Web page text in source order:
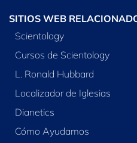
SITIOS WEB
Scientology
Cursos de Scientology
L. Ronald Hubbard
Localizador de Iglesias
Dianetics
Cómo Ayudamos